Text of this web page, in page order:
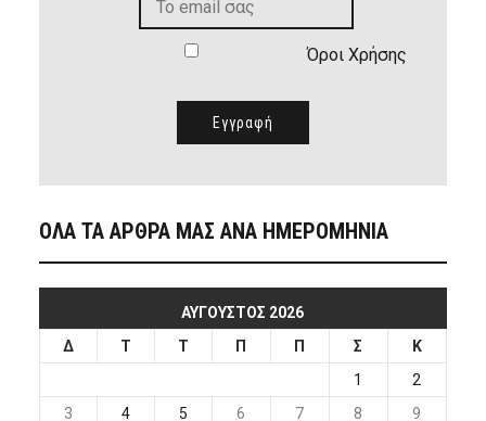
Όροι Χρήσης
ΟΛΑ ΤΑ ΑΡΘΡΑ ΜΑΣ ΑΝΑ ΗΜΕΡΟΜΗΝΙΑ
ΑΎΓΟΥΣΤΟΣ 2026
Δ
Τ Τ Π Π Σ
Κ
1
2
3
4 5 6 7 8 9